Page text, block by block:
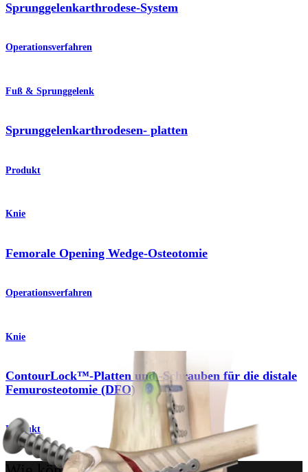
Sprunggelenkarthrodese-System
Operationsverfahren
Fuß & Sprunggelenk
Sprunggelenkarthrodesen- platten
Produkt
Knie
Femorale Opening Wedge-Osteotomie
Operationsverfahren
Knie
ContourLock™-Platten und -Schrauben für die distale
Femurosteotomie (DFO)
Produkt